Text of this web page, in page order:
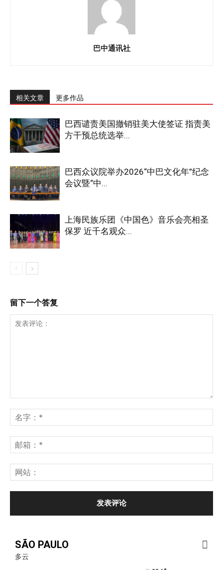
巴中通讯社
相关文章 更多作品
巴西谴责美国撤销驻美大使签证 指责美
方干预总统选举...
巴西众议院举办2026“中巴文化年”纪念
会议暨“中...
上海民族乐团《中国色》音乐会亮相圣
保罗 近千名观众...
留下一个答复
SÃO PAULO
多云